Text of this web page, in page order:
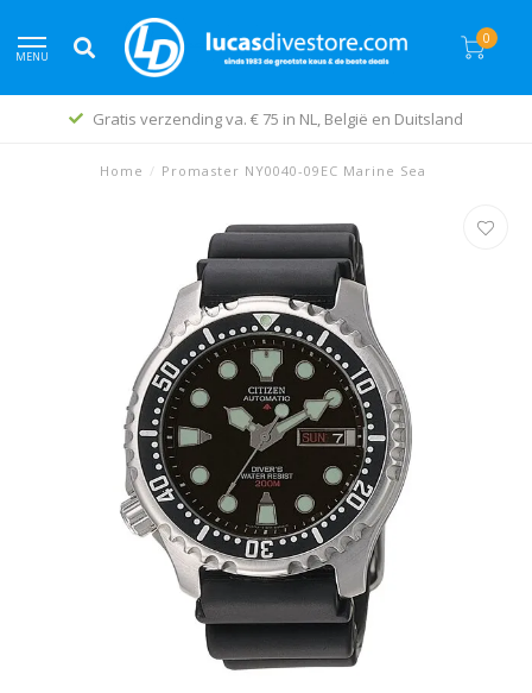
MENU
0
Gratis verzending va. € 75 in NL, België en Duitsland
Home / Promaster NY0040-09EC Marine Sea